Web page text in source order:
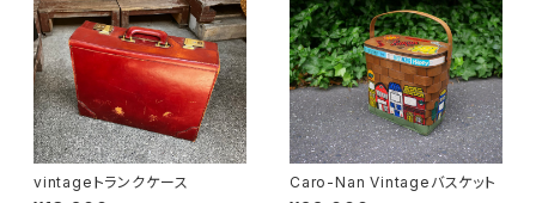
vintageトランクケース Caro-Nan Vintageバスケット